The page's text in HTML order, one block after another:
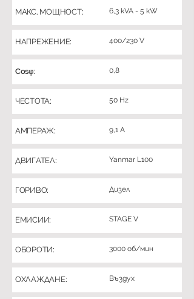
МАКС. МОЩНОСТ: 6,3 kVA - 5 kW
НАПРЕЖЕНИЕ: 400/230 V
Cosφ: 0,8
ЧЕСТОТА: 50 Hz
АМПЕРАЖ: 9,1 A
ДВИГАТЕЛ: Yanmar L100
ГОРИВО: Дизел
ЕМИСИИ: STAGE V
ОБОРОТИ: 3000 об/мин
ОХЛАЖДАНЕ: Въздух